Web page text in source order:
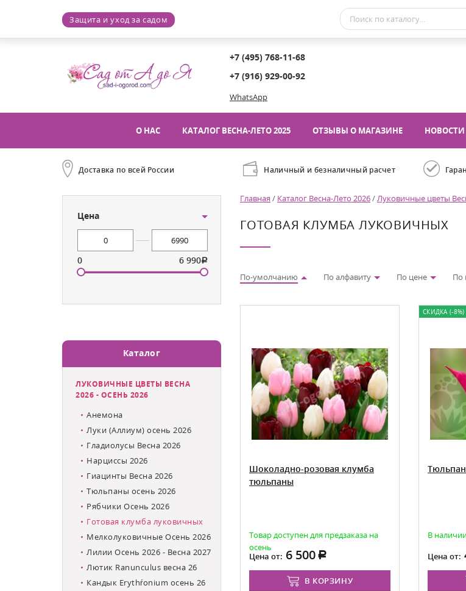
Защита и уход за садом
+7 (495) 768-11-68
+7 (916) 929-00-92
WhatsApp
О НАС КАТАЛОГ ВЕСНА-ЛЕТО 2025 ОТЗЫВЫ О МАГАЗИНЕ
Доставка по всей России Наличный и безналичный расчет
Цена
0 6 990
Каталог
ЛУКОВИЧНЫЕ ЦВЕТЫ ВЕСНА
2026 - ОСЕНЬ 2026
Анемона
Луки (Аллиум) осень 2026
Гладиолусы Весна 2026
Нарциссы 2026
Гиацинты Весна 2026
Тюльпаны осень 2026
Рябчики Осень 2026
Готовая клумба луковичных
Мелколуковичные Осень 2026
Лилии Осень 2026 - Весна 2027
Лютик Ranunculus весна 26
Кандык Erythŕonium осень 26
Главная / Каталог Весна-Лето 2026/Луковичные цветы
ГОТОВАЯ КЛУМБА ЛУКОВИЧНЫХ
По-умолчанию По алфавиту По цене По
Шоколадно-розовая клумба
тюльпаны
Товар доступен для предзаказа на
осень
Цена от: 6 500
В КОРЗИНУ
СКИДКА (-8%)
В
Цена от: